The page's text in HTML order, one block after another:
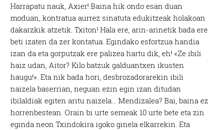
Harrapatu nauk, Axier! Baina hik ondo esan duan
moduan, kontratua aurrez sinatuta edukitzeak holakoan
dakarzkik atzetik. Txiton! Hala ere, arin-arinetik bada ere
beti izaten da zer kontatua. Egindako esfortzua handia
izan da eta gorputzak ere palizea hartu dik, eh! «Ze ibili
haiz udan, Aitor? Kilo batzuk galduantxen ikusten
haugu!». Eta nik bada hori, desbrozadorarekin ibili
naizela baserrian, neguan ezin egin izan ditudan
ibilaldiak egiten aritu naizela… Mendizalea? Bai, baina ez
horrenbestean. Orain bi urte semeak 10 urte bete eta zin
eginda neon Txindokira igoko ginela elkarrekin. Eta